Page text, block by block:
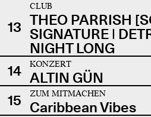
13
CLUB
THEO PARRISH
SIGNATURE |
NIGHT LONG
14
KONZERT
ALTIN GÜN
15
ZUM MITMACHEN
Caribbean Vibes